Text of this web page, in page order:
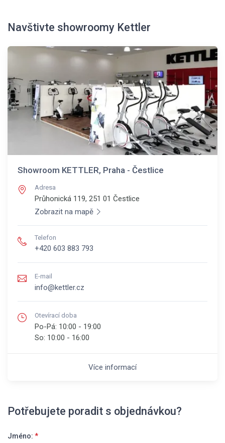
Navštivte showroomy Kettler
Showroom KETTLER, Praha - Čestlice
Adresa
Průhonická 119, 251 01 Čestlice
Zobrazit na mapě
Telefon
+420 603 883 793
E-mail
info@kettler.cz
Otevírací doba
Po-Pá: 10:00 - 19:00
So: 10:00 - 16:00
Více informací
Potřebujete poradit s objednávkou?
Jméno: *